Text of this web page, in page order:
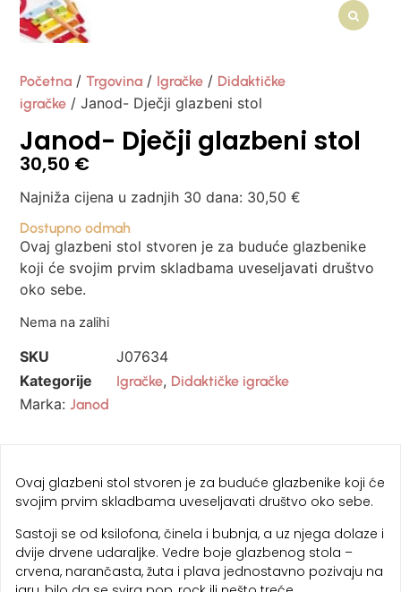
Početna /Trgovina / Igračke / Didaktičke
igračke / Janod- Dječji glazbeni stol
Janod- Dječji glazbeni stol
30,50 €
Najniža cijena u zadnjih 30 dana: 30,50€
Dostupno odmah
Ovaj glazbeni stol stvoren je za buduće glazbenike
koji će svojim prvim skladbama uveseljavati društvo
oko sebe.
Nema na zalihi
SKU
J07634
Kategorije
Igračke, Didaktičke igračke
Marka:Janod
Ovaj glazbeni stol stvoren je za buduće glazbenike koji će
svojim prvim skladbama uveseljavati društvo oko sebe.
Sastoji se od ksilofona, činela i bubnja, a uz njega dolaze i
dvije drvene udaraljke. Vedre boje glazbenog stola –
crvena, narančasta, žuta i plava jednostavno pozivaju na